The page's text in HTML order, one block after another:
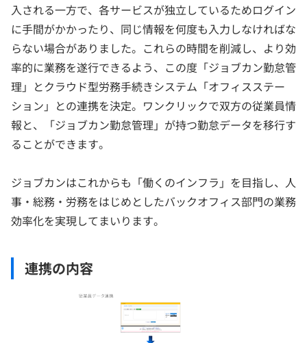
入される一方で、各サービスが独立しているためログイン
に手間がかかったり、同じ情報を何度も入力しなければな
らない場合がありました。これらの時間を削減し、より効
率的に業務を遂行できるよう、この度「ジョブカン勤怠管
理」とクラウド型労務手続きシステム「オフィスステー
ション」との連携を決定。ワンクリックで双方の従業員情
報と、「ジョブカン勤怠管理」が持つ勤怠データを移行す
ることができます。
ジョブカンはこれからも「働くのインフラ」を目指し、人
事・総務・労務をはじめとしたバックオフィス部門の業務
効率化を実現してまいります。
連携の内容